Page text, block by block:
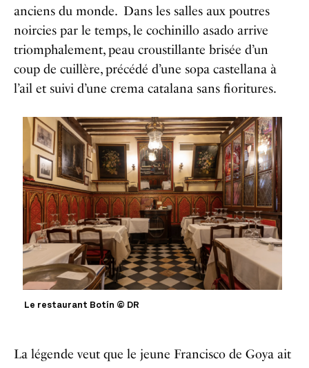
anciens du monde. Dans les salles aux poutres
noircies par le temps, le cochinillo asado arrive
triomphalement, peau croustillante brisée d’un
coup de cuillère, précédé d’une sopa castellana à
l’ail et suivi d’une crema catalana sans fioritures.
Le restaurant Botín © DR
La légende veut que le jeune Francisco de Goya ait